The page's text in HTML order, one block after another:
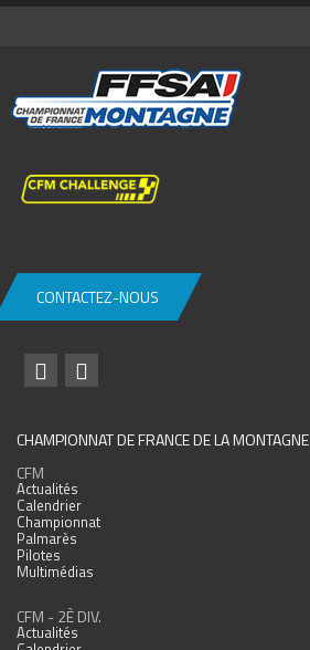
CONTACTEZ-NOUS
CHAMPIONNAT DE FRANCE DE LA MONTAGNE
CFM
Actualités
Calendrier
Championnat
Palmarès
Pilotes
Multimédias
CFM - 2È DIV.
Actualités